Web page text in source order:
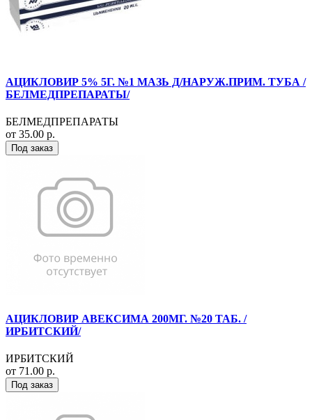
АЦИКЛОВИР 5% 5Г. №1 МАЗЬ Д/НАРУЖ.ПРИМ. ТУБА /
БЕЛМЕДПРЕПАРАТЫ/
БЕЛМЕДПРЕПАРАТЫ
от 35.00 р.
Под заказ
АЦИКЛОВИР АВЕКСИМА 200МГ. №20 ТАБ. /
ИРБИТСКИЙ/
ИРБИТСКИЙ
от 71.00 р.
Под заказ